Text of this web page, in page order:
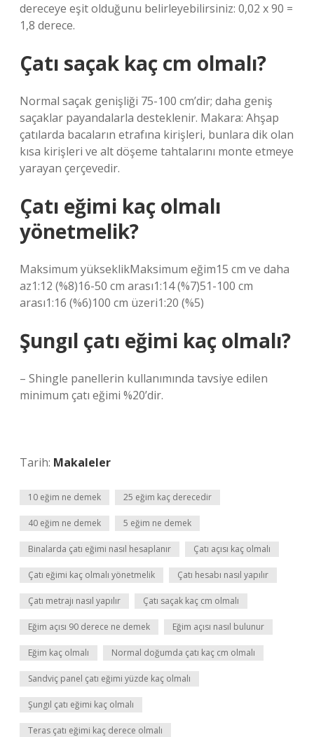
dereceye eşit olduğunu belirleyebilirsiniz: 0,02 x 90 =
1,8 derece.
Çatı saçak kaç cm olmalı?
Normal saçak genişliği 75-100 cm’dir; daha geniş
saçaklar payandalarla desteklenir. Makara: Ahşap
çatılarda bacaların etrafına kirişleri, bunlara dik olan
kısa kirişleri ve alt döşeme tahtalarını monte etmeye
yarayan çerçevedir.
Çatı eğimi kaç olmalı
yönetmelik?
Maksimum yükseklikMaksimum eğim15 cm ve daha
az1:12 (%8)16-50 cm arası1:14 (%7)51-100 cm
arası1:16 (%6)100 cm üzeri1:20 (%5)
Şungıl çatı eğimi kaç olmalı?
– Shingle panellerin kullanımında tavsiye edilen
minimum çatı eğimi %20’dir.
Tarih: Makaleler
10 eğim ne demek 25 eğim kaç derecedir
40 eğim ne demek 5 eğim ne demek
Binalarda çatı eğimi nasıl hesaplanır Çatı açısı kaç olmalı
Çatı eğimi kaç olmalı yönetmelik Çatı hesabı nasıl yapılır
Çatı metrajı nasıl yapılır Çatı saçak kaç cm olmalı
Eğim açısı 90 derece ne demek Eğim açısı nasıl bulunur
Eğim kaç olmalı Normal doğumda çatı kaç cm olmalı
Sandviç panel çatı eğimi yüzde kaç olmalı
Şungıl çatı eğimi kaç olmalı
Teras çatı eğimi kaç derece olmalı